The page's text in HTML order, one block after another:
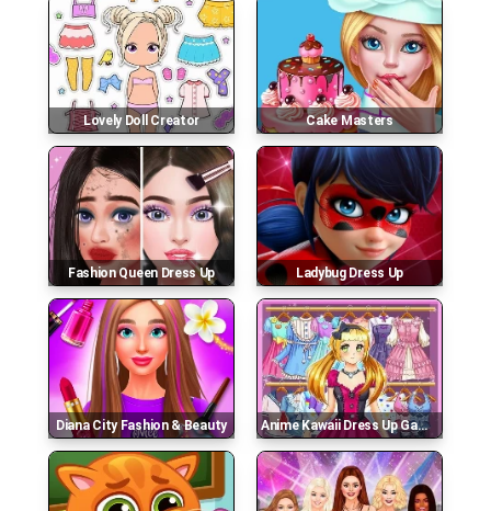
Lovely Doll Creator Cake Masters
Fashion Queen Dress Up Ladybug Dress Up
Diana City Fashion & Beauty Anime Kawaii Dress Up Game For Girl